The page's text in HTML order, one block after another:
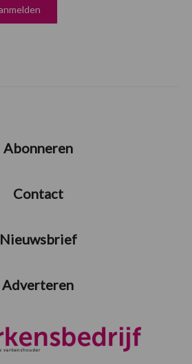
Abonneren
Contact
Nieuwsbrief
Adverteren